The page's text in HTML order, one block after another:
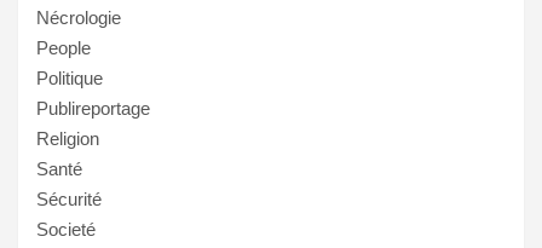
Nécrologie
People
Politique
Publireportage
Religion
Santé
Sécurité
Societé